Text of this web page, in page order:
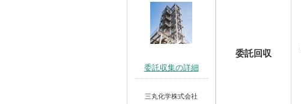
委託収集の詳細
三丸化学株式会社
委託回収